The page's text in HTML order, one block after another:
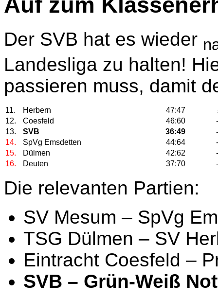
Der SVB hat es wieder
Landesliga zu halten!
passieren muss, damit
11. Herbern 47:47
12.
Coesfeld 46:60
13.
SVB 36:49
14.
SpVg Emsdetten 44:64
15.
Dülmen 42:62
16.
Deuten 37:70
Die relevanten Partien:
SV Mesum – SpVg
TSG Dülmen – SV
Eintracht Coesfeld –
SVB – Grün-Weiß